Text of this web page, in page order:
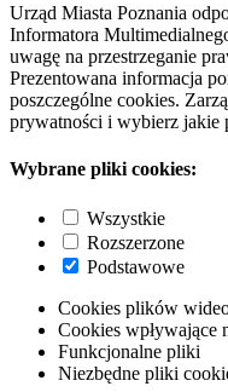
Urząd Miasta Poznania
Informatora
uwagę na przestrzeganie
Prezentowana informacja
poszczególne cookies.
prywatności i wybierz jakie
Wybrane pliki cookies:
Wszystkie
Rozszerzone
Podstawowe
Cookies plików
Cookies wpływające
Funkcjonalne pliki
Niezbędne pliki